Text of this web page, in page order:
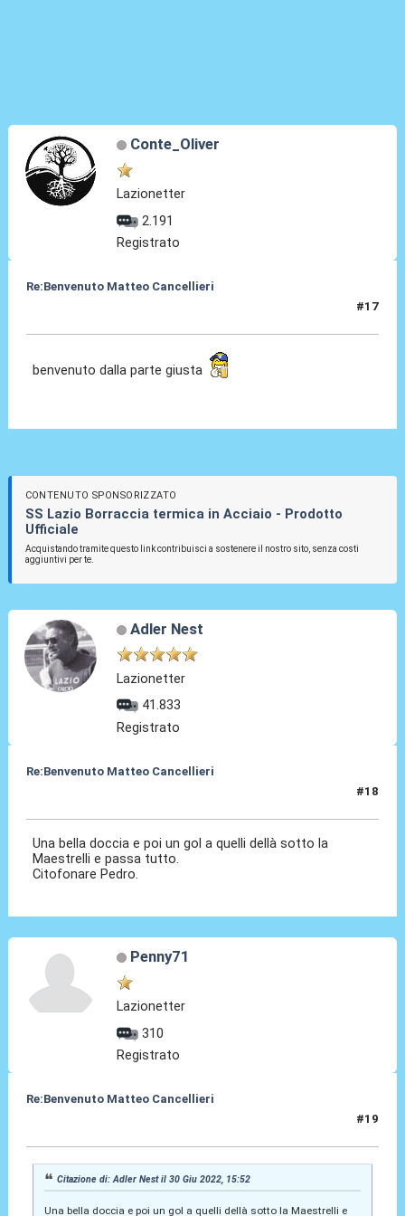
Conte_Oliver
Lazionetter
2.191
Registrato
Re:Benvenuto Matteo Cancellieri
#17
benvenuto dalla parte giusta
CONTENUTO SPONSORIZZATO
SS Lazio Borraccia termica in Acciaio - Prodotto
Ufficiale
Acquistando tramite questo link contribuisci a sostenere il nostro sito, senza costi
aggiuntivi per te.
Adler Nest
Lazionetter
41.833
Registrato
Re:Benvenuto Matteo Cancellieri
#18
Una bella doccia e poi un gol a quelli dellà sotto la
Maestrelli e passa tutto.
Citofonare Pedro.
Penny71
Lazionetter
310
Registrato
Re:Benvenuto Matteo Cancellieri
#19
Citazione di: Adler Nest il 30 Giu 2022, 15:52
Una bella doccia e poi un gol a quelli dellà sotto la Maestrelli e